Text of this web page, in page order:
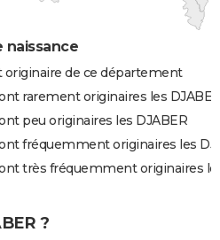
naissance
originaire de ce département
rarement originaires les
peu originaires les DJABER
fréquemment originaires les
très fréquemment originaires
?